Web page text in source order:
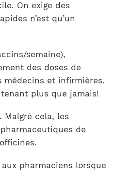
On exige des
n’est qu’un
semaine),
des doses de
médecins et infirmières.
plus que jamais!
Malgré cela, les
de
pharmaciens lorsque